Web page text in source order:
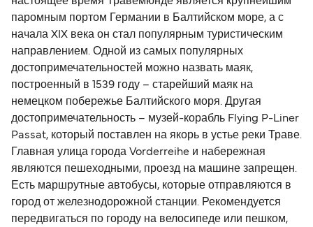
паромным портом Германии в Балтийском море, а с
начала XIX века он стал популярным туристическим
направлением. Одной из самых популярных
достопримечательностей можно назвать маяк,
построенный в 1539 году – старейший маяк на
немецком побережье Балтийского моря. Другая
достопримечательность – музей-корабль Flying P-Liner
Passat, который поставлен на якорь в устье реки Траве.
Главная улица города Vorderreihe и набережная
являются пешеходными, проезд на машине запрещен.
Есть маршрутные автобусы, которые отправляются в
город от железнодорожной станции. Рекомендуется
передвигаться по городу на велосипеде или пешком,